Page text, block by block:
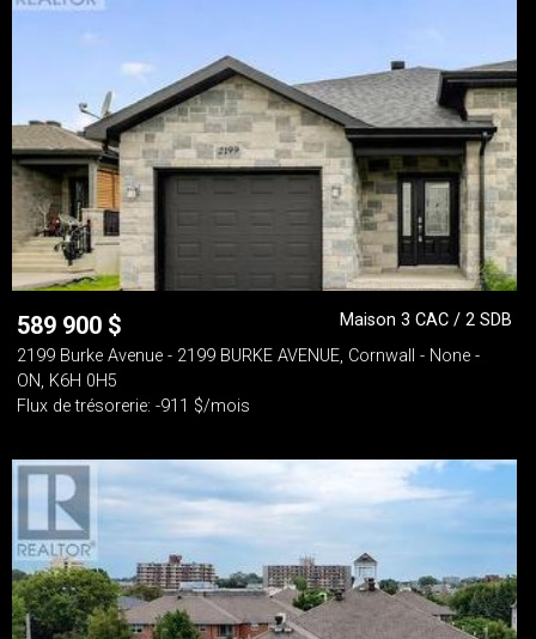
589 900 $
Maison 3 CAC / 2 SDB
2199 Burke Avenue - 2199 BURKE AVENUE, Cornwall - None -
ON, K6H 0H5
Flux de trésorerie: -911 $/mois